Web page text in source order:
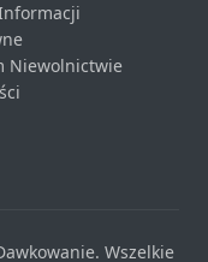
Niewolnictwie
Wszelkie